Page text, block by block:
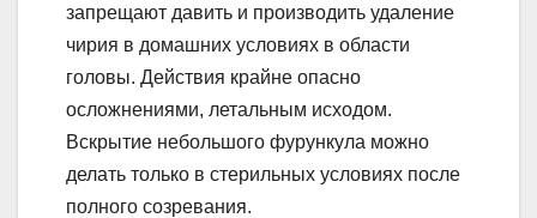
запрещают давить и производить удаление
чирия в домашних условиях в области
головы. Действия крайне опасно
осложнениями, летальным исходом.
Вскрытие небольшого фурункула можно
делать только в стерильных условиях после
полного созревания.